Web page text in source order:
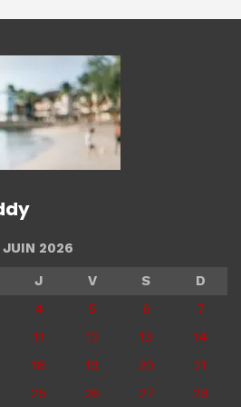
JUIN 2026
J V S
D
4 5 6
7
11 12 13
14
18 19 20
21
25 26 27 28